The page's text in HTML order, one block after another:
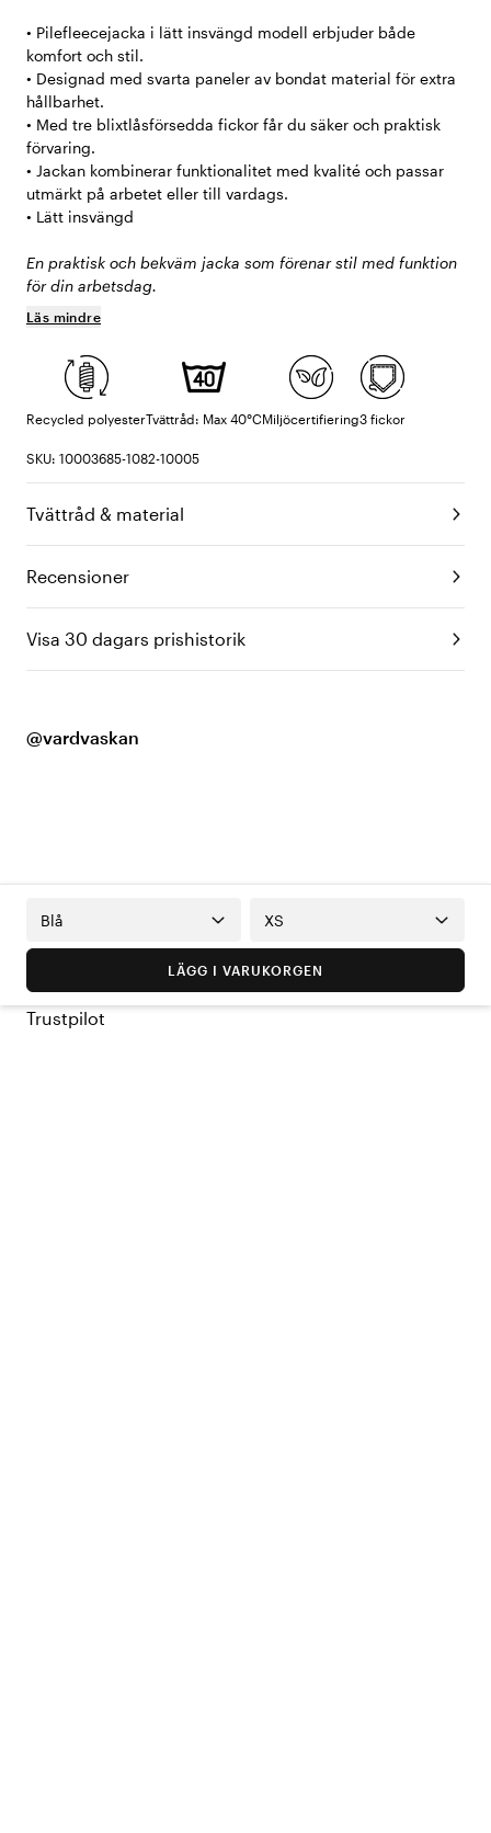
• Pilefleecejacka i lätt insvängd modell erbjuder både
komfort och stil.
• Designad med svarta paneler av bondat material för extra
hållbarhet.
• Med tre blixtlåsförsedda fickor får du säker och praktisk
förvaring.
• Jackan kombinerar funktionalitet med kvalité och passar
utmärkt på arbetet eller till vardags.
• Lätt insvängd
En praktisk och bekväm jacka som förenar stil med funktion
för din arbetsdag.
Läs mindre
Recycled polyesterTvättråd: Max 40°CMiljöcertifiering3 fickor
SKU: 10003685-1082-10005
Tvättråd & material
Recensioner
Visa 30 dagars prishistorik
@vardvaskan
Blå XS
LÄGG I VARUKORGEN
Trustpilot